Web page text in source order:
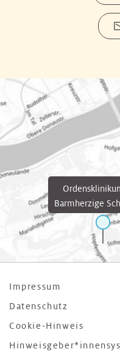
Barmherzige
Impressum
Datenschutz
Cookie-Hinweis